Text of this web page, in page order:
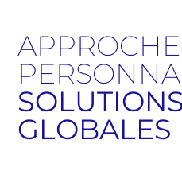
APPROCHE
SOLUTIONS
GLOBALES